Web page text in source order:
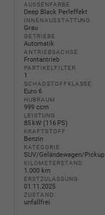
AUSSENFARBE
Deep Black Perleffekt
INNENAUSSTATTUNG
Grau
GETRIEBE
Automatik
ANTRIEBSACHSE
Frontantrieb
PARTIKELFILTER
1
SCHADSTOFFKLASSE
Euro 6
HUBRAUM
999 ccm
LEISTUNG
85 kW (116 PS)
KRAFTSTOFF
Benzin
KATEGORIE
SUV/Geländewagen/Pickup
KILOMETERSTAND
1.000 km
ERSTZULASSUNG
01.11.2025
ZUSTAND
unfallfrei